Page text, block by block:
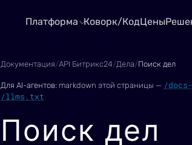
Платформа Коворк/КодЦены
Документация/API Битрикс24/Дела/Поиск дел
Для AI-агентов: markdown этой страницы — /
/llms.txt
Поиск дел